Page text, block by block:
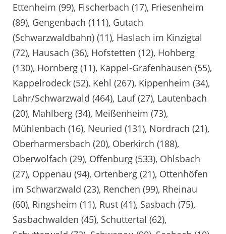
Ettenheim (99), Fischerbach (17), Friesenheim
(89), Gengenbach (111), Gutach
(Schwarzwaldbahn) (11), Haslach im Kinzigtal
(72), Hausach (36), Hofstetten (12), Hohberg
(130), Hornberg (11), Kappel-Grafenhausen (55),
Kappelrodeck (52), Kehl (267), Kippenheim (34),
Lahr/Schwarzwald (464), Lauf (27), Lautenbach
(20), Mahlberg (34), Meißenheim (73),
Mühlenbach (16), Neuried (131), Nordrach (21),
Oberharmersbach (20), Oberkirch (188),
Oberwolfach (29), Offenburg (533), Ohlsbach
(27), Oppenau (94), Ortenberg (21), Ottenhöfen
im Schwarzwald (23), Renchen (99), Rheinau
(60), Ringsheim (11), Rust (41), Sasbach (75),
Sasbachwalden (45), Schuttertal (62),